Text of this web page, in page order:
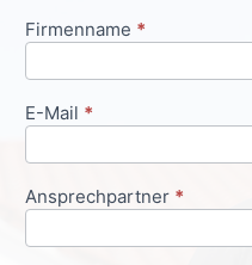
Anfrageformular
Firmenname *
E-Mail *
Ansprechpartner *